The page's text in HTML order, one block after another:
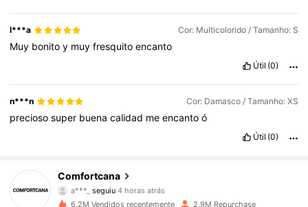
l***a Cor: Multicolorido / Tamanho: S
Muy bonitoy muyfresquitoencanto
Útil (0)
n***n Cor: Damasco / Tamanho: XS
preciososuper buenacalidad meencantoó
Útil (0)
Comfortcana
a***_seguiu4 horas atrás
s***i está a navegar
4,79
1.1M Seguidores
6.2M Vendidos recentemente 2.9M Repurchase